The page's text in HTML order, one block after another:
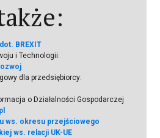
BREXIT
i Technologii:
dla przedsiębiorcy:
o Działalności Gospodarczej
ws. okresu przejściowego
ws. relacji UK-UE